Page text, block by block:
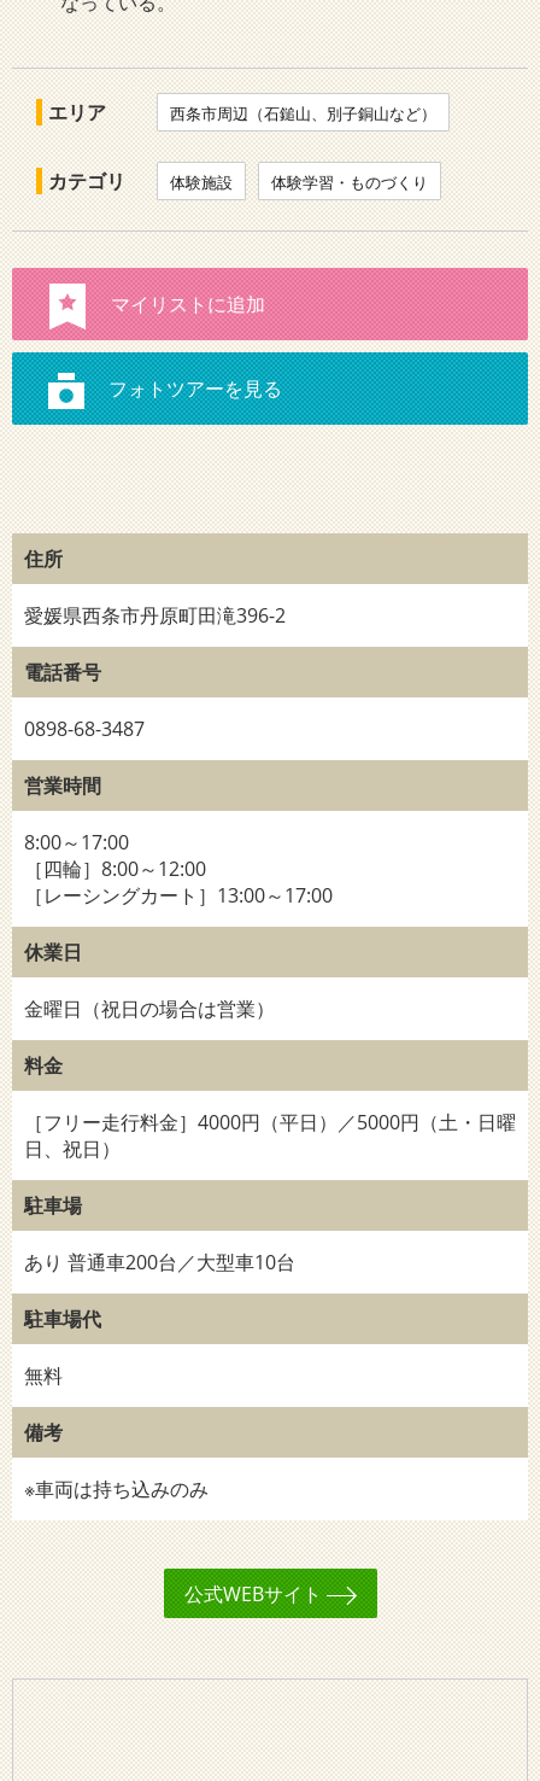
エリア 西条市周辺（石鎚山、別子銅山など）
カテゴリ 体験施設 体験学習・ものづくり
住所
愛媛県西条市丹原町田滝396-2
電話番号
0898-68-3487
営業時間
8:00～17:00
［四輪］8:00～12:00
［レーシングカート］13:00～17:00
休業日
金曜日（祝日の場合は営業）
料金
［フリー走行料金］4000円（平日）／5000円（土・日曜
日、祝日）
駐車場
あり 普通車200台／大型車10台
駐車場代
無料
備考
※車両は持ち込みのみ
公式WEBサイト